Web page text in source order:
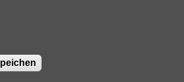
2011-2026 Berufsverband für Orthopädie